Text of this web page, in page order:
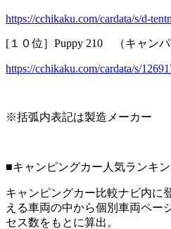
https://cchikaku.com/cardata/s/d-
[１０位］Puppy 210 （キャン
https://cchikaku.com/cardata/s/
※括弧内表記は製造メーカー
■キャンピングカー人気ランキ
キャンピングカー比較ナビ内に
える車両の中から個別車両ペー
セス数をもとに算出。